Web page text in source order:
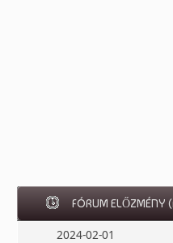
FÓRUM ELŐZMÉNY
2024-02-01